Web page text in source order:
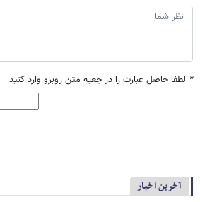
* لطفا حاصل عبارت را در جعبه متن روبرو وارد کنید
آخرین اخبار